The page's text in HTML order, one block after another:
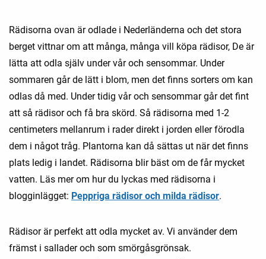
Rädisorna ovan är odlade i Nederländerna och det stora
berget vittnar om att många, många vill köpa rädisor, De är
lätta att odla själv under vår och sensommar. Under
sommaren går de lätt i blom, men det finns sorters om kan
odlas då med. Under tidig vår och sensommar går det fint
att så rädisor och få bra skörd. Så rädisorna med 1-2
centimeters mellanrum i rader direkt i jorden eller förodla
dem i något tråg. Plantorna kan då sättas ut när det finns
plats ledig i landet. Rädisorna blir bäst om de får mycket
vatten. Läs mer om hur du lyckas med rädisorna i
blogginlägget: Peppriga rädisor och milda rädisor.
Rädisor är perfekt att odla mycket av. Vi använder dem
främst i sallader och som smörgåsgrönsak.